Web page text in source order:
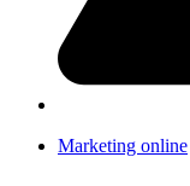
Marketing online